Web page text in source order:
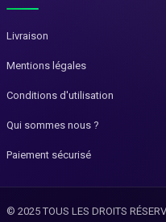
Livraison
Mentions légales
Conditions d'utilisation
Qui sommes nous ?
Paiement sécurisé
© 2025 TOUS LES DROITS